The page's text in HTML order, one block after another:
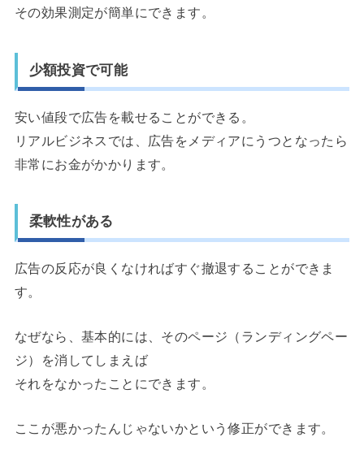
その効果測定が簡単にできます。
少額投資で可能
安い値段で広告を載せることができる。
リアルビジネスでは、広告をメディアにうつとなったら
非常にお金がかかります。
柔軟性がある
広告の反応が良くなければすぐ撤退することができま
す。
なぜなら、基本的には、そのページ（ランディングペー
ジ）を消してしまえば
それをなかったことにできます。
ここが悪かったんじゃないかという修正ができます。